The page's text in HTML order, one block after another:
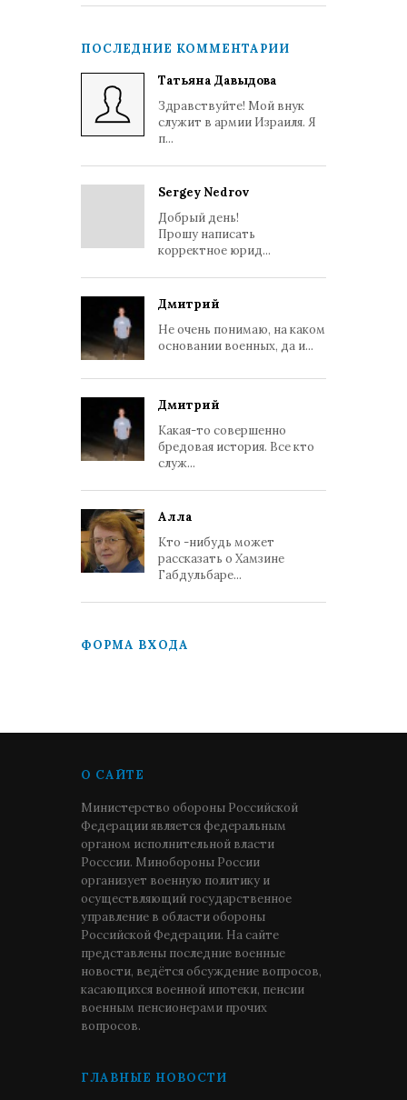
ПОСЛЕДНИЕ КОММЕНТАРИИ
Татьяна Давыдова
Здравствуйте! Мой внук
служит в армии Израиля. Я
п...
Sergey Nedrov
Добрый день!
Прошу написать
корректное юрид...
Дмитрий
Не очень понимаю, на каком
основании военных, да и...
Дмитрий
Какая-то совершенно
бредовая история. Все кто
служ...
Алла
Кто -нибудь может
рассказать о Хамзине
Габдульбаре...
ФОРМА ВХОДА
О САЙТЕ
Министерство обороны Российской
Федерации является федеральным
органом исполнительной власти
Росссии. Минобороны России
организует военную политику и
осуществляющий государственное
управление в области обороны
Российской Федерации. На сайте
представлены последние военные
новости, ведётся обсуждение вопросов,
касающихся военной ипотеки, пенсии
военным пенсионерами прочих
вопросов.
ГЛАВНЫЕ НОВОСТИ